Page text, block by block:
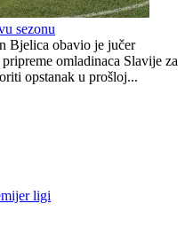
Preporučuje ContentExchange